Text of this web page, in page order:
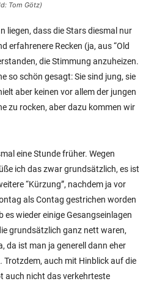
Tom Götz)
liegen, dass die Stars diesmal nur
erfahrenere Recken (ja, aus “Old
die Stimmung anzuheizen.
so schön gesagt: Sie sind jung, sie
aber keinen vor allem der jungen
zu rocken, aber dazu kommen wir
eine Stunde früher. Wegen
ich das zwar grundsätzlich, es ist
“Kürzung”, nachdem ja vor
als Contag gestrichen worden
es wieder einige Gesangseinlagen
grundsätzlich ganz nett waren,
da ist man ja generell dann eher
auch mit Hinblick auf die
auch nicht das verkehrteste